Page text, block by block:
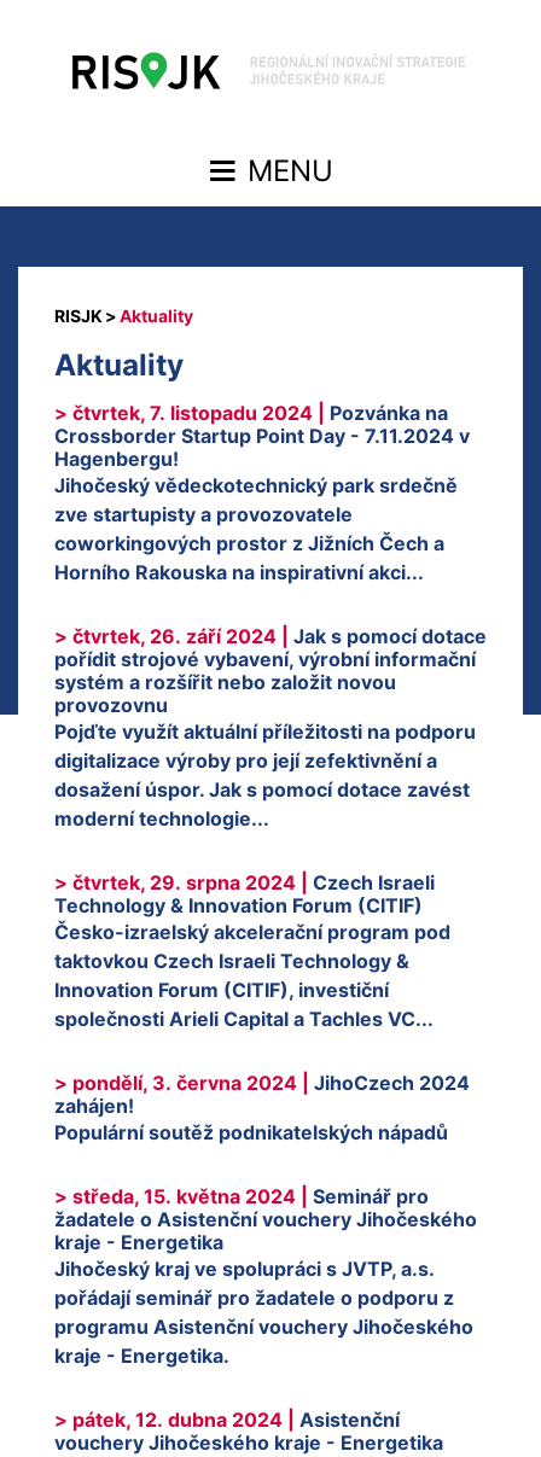
Aktuality
Aktuality
> čtvrtek, 7. listopadu 2024 | Pozvánka na
Crossborder Startup Point Day - 7.11.2024 v
Hagenbergu!
Jihočeský vědeckotechnický park srdečně
zve startupisty a provozovatele
coworkingových prostor z Jižních Čech a
Horního Rakouska na inspirativní akci...
> čtvrtek, 26. září 2024 | Jak s pomocí dotace
pořídit strojové vybavení, výrobní informační
systém a rozšířit nebo založit novou
provozovnu
Pojďte využít aktuální příležitosti na podporu
digitalizace výroby pro její zefektivnění a
dosažení úspor. Jak s pomocí dotace zavést
moderní technologie...
> čtvrtek, 29. srpna 2024 | Czech Israeli
Technology & Innovation Forum (CITIF)
Česko-izraelský akcelerační program pod
taktovkou Czech Israeli Technology &
Innovation Forum (CITIF), investiční
společnosti Arieli Capital a Tachles VC...
> pondělí, 3. června 2024 | JihoCzech 2024
zahájen!
Populární soutěž podnikatelských nápadů
> středa, 15. května 2024 | Seminář pro
žadatele o Asistenční vouchery Jihočeského
kraje - Energetika
Jihočeský kraj ve spolupráci s JVTP, a.s.
pořádají seminář pro žadatele o podporu z
programu Asistenční vouchery Jihočeského
kraje - Energetika.
> pátek, 12. dubna 2024 | Asistenční
vouchery Jihočeského kraje - Energetika